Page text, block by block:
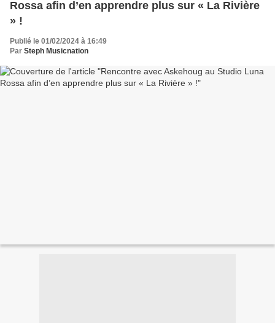
Rossa afin d’en apprendre plus sur « La Rivière
» !
Publié le 01/02/2024 à 16:49
Par Steph Musicnation